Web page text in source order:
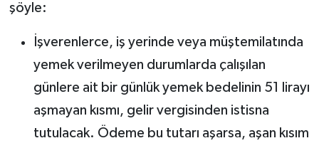
şöyle:
İşverenlerce, iş yerinde veya müştemilatında
yemek verilmeyen durumlarda çalışılan
günlere ait bir günlük yemek bedelinin 51 lirayı
aşmayan kısmı, gelir vergisinden istisna
tutulacak. Ödeme bu tutarı aşarsa, aşan kısım